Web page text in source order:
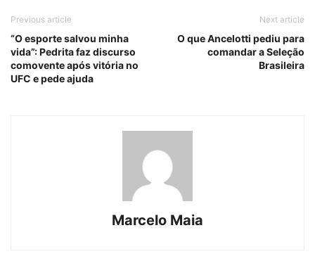
Previous article
“O esporte salvou minha
vida”: Pedrita faz discurso
comovente após vitória no
UFC e pede ajuda
Next article
O que Ancelotti pediu para
comandar a Seleção
Brasileira
Marcelo Maia